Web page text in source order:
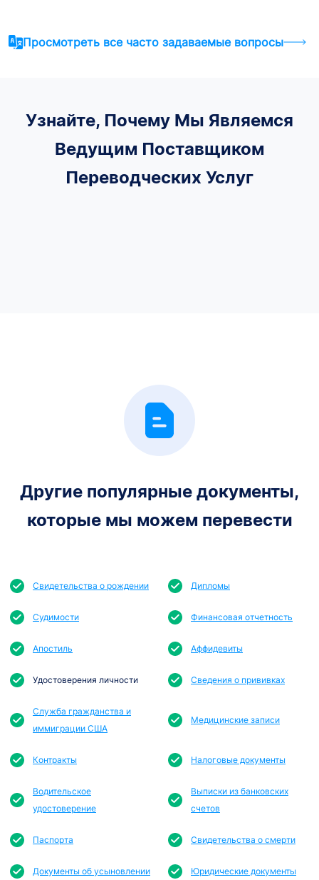
Просмотреть все часто задаваемые вопросы
Узнайте, Почему Мы Являемся
Ведущим Поставщиком
Переводческих Услуг
Другие популярные документы,
которые мы можем перевести
Свидетельства о рождении Дипломы
Судимости Финансовая отчетность
Апостиль Аффидевиты
Удостоверения личности Сведения о прививках
Служба гражданства и
иммиграции США
Медицинские записи
Контракты Налоговые документы
Водительское
удостоверение
Выписки из банковских
счетов
Паспорта Свидетельства о смерти
Документы об усыновлении Юридические документы